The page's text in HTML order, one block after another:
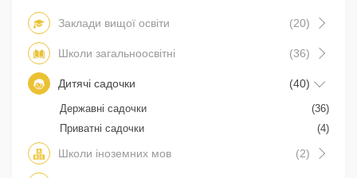
Заклади вищої освіти (20)
Школи загальноосвітні (36)
Дитячі садочки (40)
Державні садочки
(36)
Приватні садочки
(4)
Школи іноземних мов (2)